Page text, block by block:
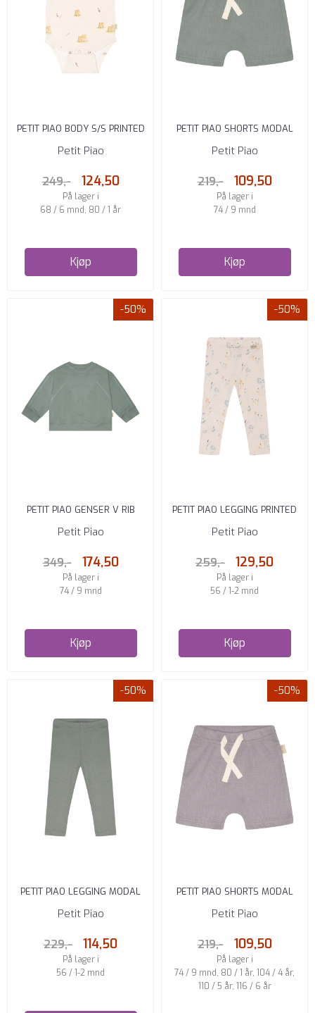
PETIT PIAO BODY S/S PRINTED
CASTLE
Petit Piao
249,- 124,50
På lager i
68 / 6 mnd, 80 / 1 år
Kjøp
PETIT PIAO SHORTS MODAL
LIGHT PETROL
Petit Piao
219,- 109,50
På lager i
74 / 9 mnd
Kjøp
-50%
PETIT PIAO GENSER V RIB
LIGHT PETROL
Petit Piao
349,- 174,50
På lager i
74 / 9 mnd
Kjøp
-50%
PETIT PIAO LEGGING PRINTED
WILD
Petit Piao
259,- 129,50
På lager i
56 / 1-2 mnd
Kjøp
-50%
PETIT PIAO LEGGING MODAL
LIGHT PETROL
Petit Piao
229,- 114,50
På lager i
56 / 1-2 mnd
-50%
PETIT PIAO SHORTS MODAL
DUSTY LAVENDER
Petit Piao
219,- 109,50
På lager i
74 / 9 mnd, 80 / 1 år, 104 / 4 år,
110 / 5 år, 116 / 6 år